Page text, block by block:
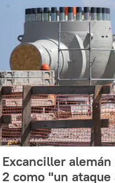
Excanciller
2 como "un